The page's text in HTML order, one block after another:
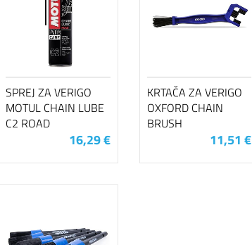
SPREJ ZA VERIGO
MOTUL CHAIN LUBE
C2 ROAD
16,29 €
KRTAČA ZA VERIGO
OXFORD CHAIN
BRUSH
11,51 €